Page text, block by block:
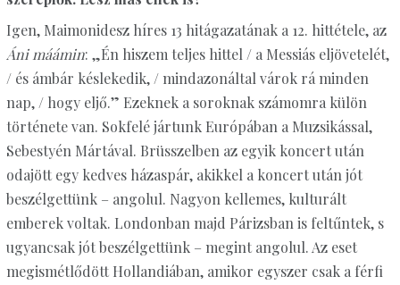
Igen, Maimonidesz híres 13 hitágazatának a 12. hittétele, az
Áni máámin: „Én hiszem teljes hittel / a Messiás eljövetelét,
/ és ámbár késlekedik, / mindazonáltal várok rá minden
nap, / hogy eljő.” Ezeknek a soroknak számomra külön
története van. Sokfelé jártunk Európában a Muzsikással,
Sebestyén Mártával. Brüsszelben az egyik koncert után
odajött egy kedves házaspár, akikkel a koncert után jót
beszélgettünk – angolul. Nagyon kellemes, kulturált
emberek voltak. Londonban majd Párizsban is feltűntek, s
ugyancsak jót beszélgettünk – megint angolul. Az eset
megismétlődött Hollandiában, amikor egyszer csak a férfi